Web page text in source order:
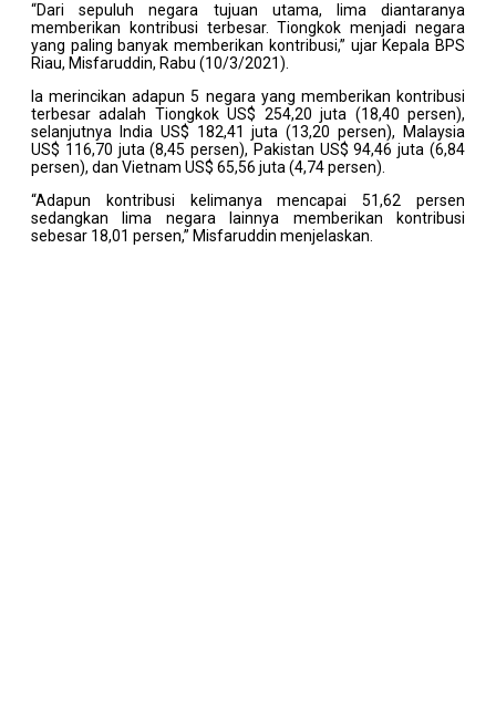
“Dari sepuluh negara tujuan utama, lima diantaranya
memberikan kontribusi terbesar. Tiongkok menjadi negara
yang paling banyak memberikan kontribusi,” ujar Kepala BPS
Riau, Misfaruddin, Rabu (10/3/2021).
Ia merincikan adapun 5 negara yang memberikan kontribusi
terbesar adalah Tiongkok US$ 254,20 juta (18,40 persen),
selanjutnya India US$ 182,41 juta (13,20 persen), Malaysia
US$ 116,70 juta (8,45 persen), Pakistan US$ 94,46 juta (6,84
persen), dan Vietnam US$ 65,56 juta (4,74 persen).
“Adapun kontribusi kelimanya mencapai 51,62 persen
sedangkan lima negara lainnya memberikan kontribusi
sebesar 18,01 persen,” Misfaruddin menjelaskan.